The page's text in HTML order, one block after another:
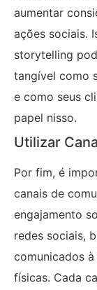
aumentar
ações sociais.
storytelling
tangível como
e como seus
papel nisso.
Utilizar
Por fim, é
canais de
engajamento
redes sociais,
comunicados
físicas. Cada